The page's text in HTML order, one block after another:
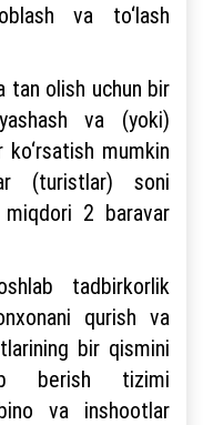
va to‘lash
tan olish uchun bir
va (yoki)
mumkin
(turistlar) soni
miqdori 2 baravar
tadbirkorlik
qurish va
bir qismini
berish tizimi
va inshootlar